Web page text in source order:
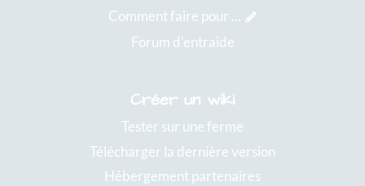
Comment faire pour ...
Forum d'entraide
Créer un wiki
Tester sur une ferme
Télécharger la dernière version
Hébergement partenaires